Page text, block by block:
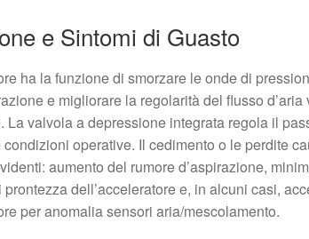
e Sintomi di Guasto
ha la funzione di smorzare le onde di
e migliorare la regolarità del flusso d’aria
La valvola a depressione integrata regola il
operative. Il cedimento o le perdite
aumento del rumore d’aspirazione,
prontezza dell’acceleratore e, in alcuni casi,
per anomalia sensori aria/mescolamento.